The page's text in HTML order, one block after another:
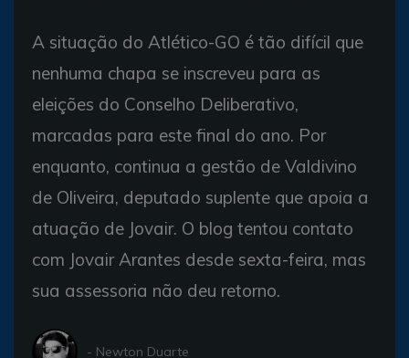
A situação do Atlético-GO é tão difícil que
nenhuma chapa se inscreveu para as
eleições do Conselho Deliberativo,
marcadas para este final do ano. Por
enquanto, continua a gestão de Valdivino
de Oliveira, deputado suplente que apoia a
atuação de Jovair. O blog tentou contato
com Jovair Arantes desde sexta-feira, mas
sua assessoria não deu retorno.
- Newton Duarte